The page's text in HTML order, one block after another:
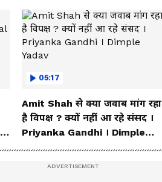
05:17
Amit Shah से क्या जवाब मांग रहा
है विपक्ष ? क्यों नहीं आ रहे संसद ।
Priyanka Gandhi । Dimple
Yadav